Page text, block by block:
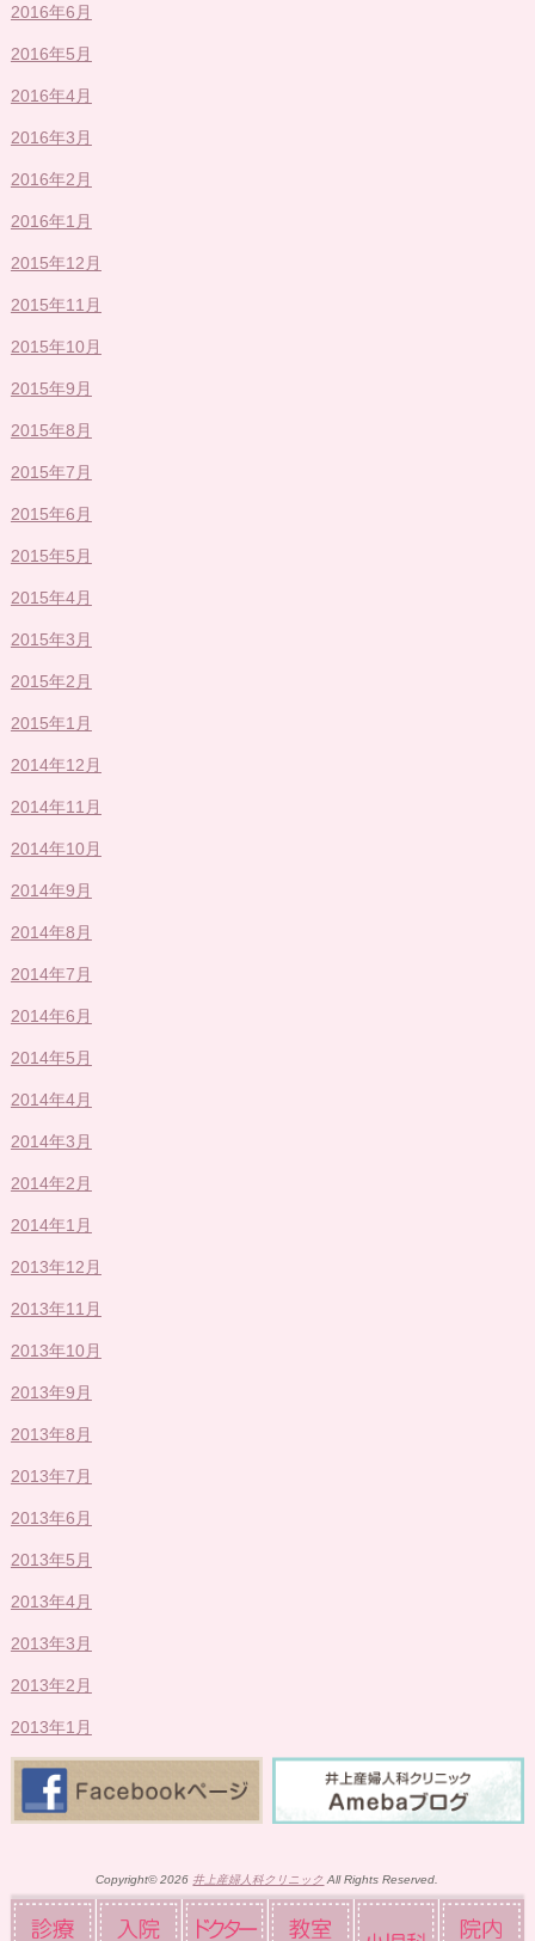
2016年6月
2016年5月
2016年4月
2016年3月
2016年2月
2016年1月
2015年12月
2015年11月
2015年10月
2015年9月
2015年8月
2015年7月
2015年6月
2015年5月
2015年4月
2015年3月
2015年2月
2015年1月
2014年12月
2014年11月
2014年10月
2014年9月
2014年8月
2014年7月
2014年6月
2014年5月
2014年4月
2014年3月
2014年2月
2014年1月
2013年12月
2013年11月
2013年10月
2013年9月
2013年8月
2013年7月
2013年6月
2013年5月
2013年4月
2013年3月
2013年2月
2013年1月
Copyright© 2026 井上産婦人科クリニック All Rights Reserved.